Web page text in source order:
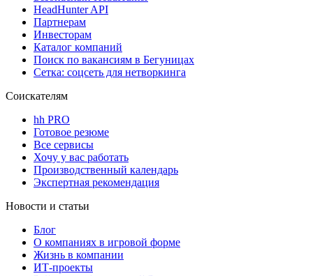
HeadHunter API
Партнерам
Инвесторам
Каталог компаний
Поиск по вакансиям в Бегуницах
Сетка: соцсеть для нетворкинга
Соискателям
hh PRO
Готовое резюме
Все сервисы
Хочу у вас работать
Производственный календарь
Экспертная рекомендация
Новости и статьи
Блог
О компаниях в игровой форме
Жизнь в компании
ИТ-проекты